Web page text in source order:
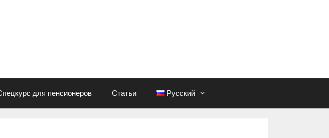
для пенсионеров Статьи Русский